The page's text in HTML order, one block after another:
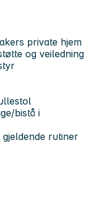
private hjem
og veiledning
bistå i
rutiner